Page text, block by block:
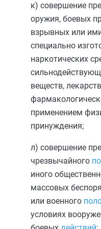
к) совершение
оружия, боевых
взрывных или
специально
наркотических
веществ,
применением
принуждения;
л) совершение
чрезвычайного
иного
массовых
или военного
условиях